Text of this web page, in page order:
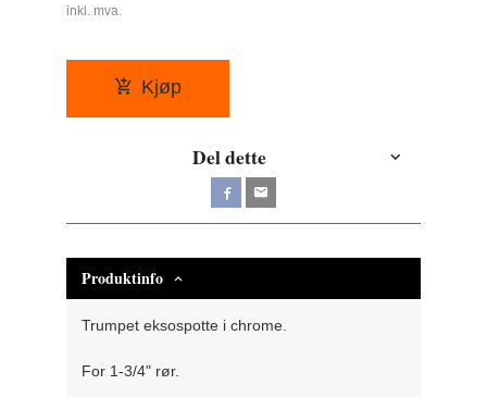
inkl. mva.
Kjøp
Del dette
Produktinfo
Trumpet eksospotte i chrome.
For 1-3/4" rør.